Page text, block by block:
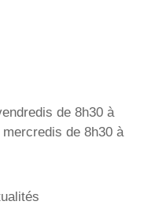
de 8h30 à
de 8h30 à